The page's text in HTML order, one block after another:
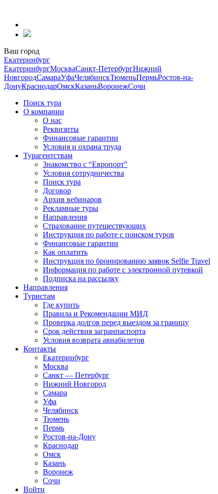
содержанию
Ваш город
Екатеринбург
ЕкатеринбургМоскваСанкт-ПетербургНижний
НовгородСамараУфаЧелябинскТюменьПермьРостов-на-
ДонуКраснодарОмскКазаньВоронежСочи
Поиск тура
О компании
О нас
Реквизиты
Финансовые гарантии
Условия и охрана труда
Турагентствам
Знакомство с “Европорт”
Условия сотрудничества
Поиск тура
Договор
Архив вебинаров
Рекламные туры
Направления
Страхование путешествующих
Инструкция по работе с поиском туров
Финансовые гарантии
Как оплатить
Инструкция по бронированию заявок Selfie Travel
Информация по работе с электронной путевкой
Подписка на рассылку
Направления
Туристам
Где купить
Правила и Рекомендации МИД
Проверка долгов перед выездом за границу
Срок действия загранпаспорта
Условия возврата авиабилетов
Контакты
Екатеринбург
Москва
Санкт — Петербург
Нижний Новгород
Самара
Уфа
Челябинск
Тюмень
Пермь
Ростов-на-Дону
Краснодар
Омск
Казань
Воронеж
Сочи
Войти